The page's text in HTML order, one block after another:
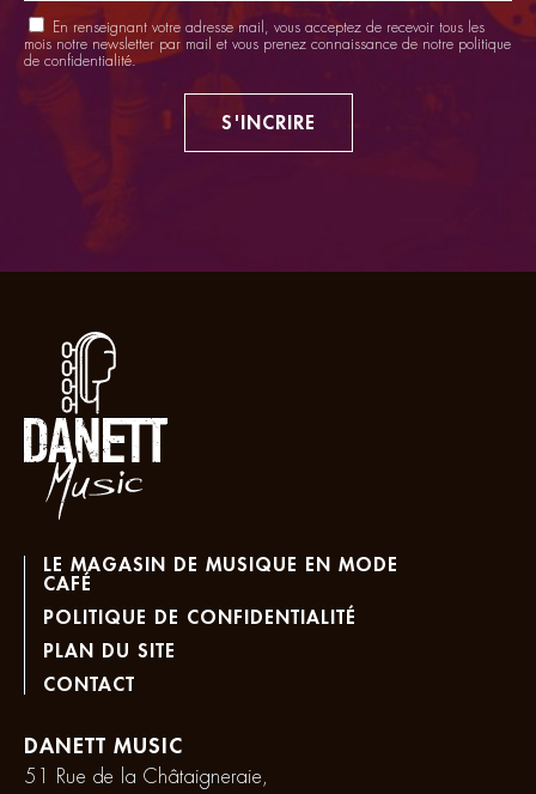
En renseignant votre adresse mail, vous acceptez de recevoir tous les
mois notre newsletter par mail et vous prenez connaissance de notre politique
de confidentialité.
S'INCRIRE
LE MAGASIN DE MUSIQUE EN MODE
CAFÉ
POLITIQUE DE CONFIDENTIALITÉ
PLAN DU SITE
CONTACT
DANETT MUSIC
51 Rue de la Châtaigneraie,